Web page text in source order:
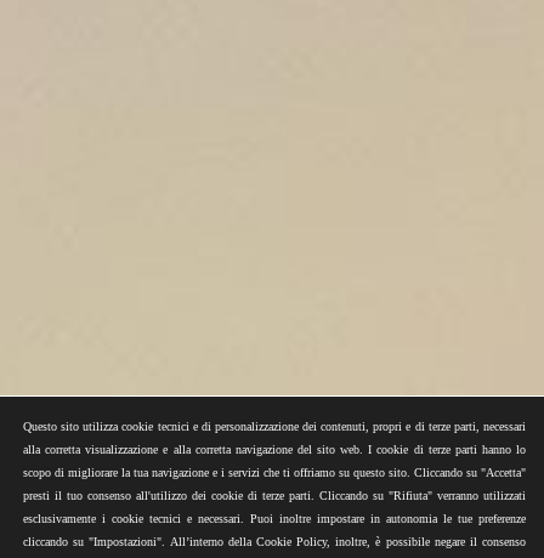
Questo sito utilizza cookie tecnici e di personalizzazione dei contenuti, propri e di terze parti, necessari
alla corretta visualizzazione e alla corretta navigazione del sito web. I cookie di terze parti hanno lo
scopo di migliorare la tua navigazione e i servizi che ti offriamo su questo sito. Cliccando su "Accetta"
presti il tuo consenso all'utilizzo dei cookie di terze parti. Cliccando su "Rifiuta" verranno utilizzati
esclusivamente i cookie tecnici e necessari. Puoi inoltre impostare in autonomia le tue preferenze
cliccando su "Impostazioni". All’interno della Cookie Policy, inoltre, è possibile negare il consenso